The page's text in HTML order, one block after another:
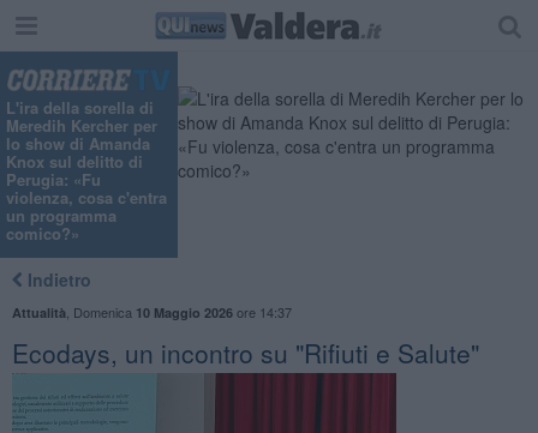
L'ira della sorella di
Meredih Kercher per
lo show di Amanda
Knox sul delitto di
Perugia: «Fu
violenza, cosa c'entra
un programma
comico?»
Indietro
Attualità Domenica 10 Maggio 2026ore 14:37
Ecodays, un incontro su "Rifiuti e Salute"